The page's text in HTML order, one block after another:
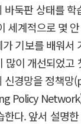
둑판 상태를
세계적으로 몇
기보를 배워서
이 개선되었고
신경망을 정책
Policy
다. 앞서 설명